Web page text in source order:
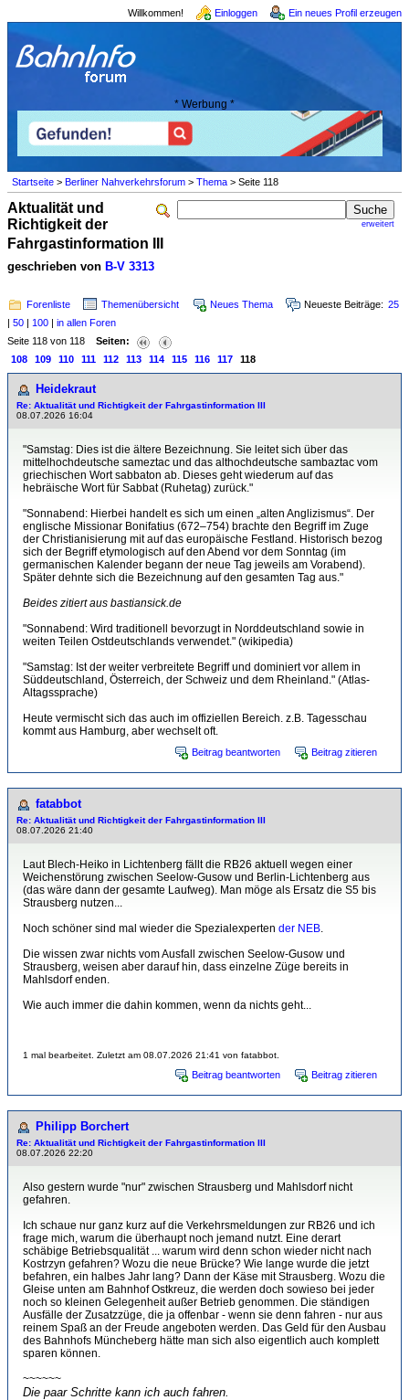
Willkommen! Einloggen Ein neues Profil erzeugen
* Werbung *
Startseite > Berliner Nahverkehrsforum > Thema > Seite 118
erweitert
Aktualität und
Richtigkeit der
Fahrgastinformation III
geschrieben von B-V 3313
Forenliste Themenübersicht Neues Thema Neueste Beiträge: 25
| 50 | 100 | in allen Foren
Seite 118 von 118 Seiten:
108
109 110 111 112 113 114 115 116 117 118
Heidekraut
Re: Aktualität und Richtigkeit der Fahrgastinformation III
08.07.2026 16:04
"Samstag: Dies ist die ältere Bezeichnung. Sie leitet sich über das
mittelhochdeutsche sameztac und das althochdeutsche sambaztac vom
griechischen Wort sabbaton ab. Dieses geht wiederum auf das
hebräische Wort für Sabbat (Ruhetag) zurück."
"Sonnabend: Hierbei handelt es sich um einen „alten Anglizismus“. Der
englische Missionar Bonifatius (672–754) brachte den Begriff im Zuge
der Christianisierung mit auf das europäische Festland. Historisch bezog
sich der Begriff etymologisch auf den Abend vor dem Sonntag (im
germanischen Kalender begann der neue Tag jeweils am Vorabend).
Später dehnte sich die Bezeichnung auf den gesamten Tag aus."
Beides zitiert aus bastiansick.de
"Sonnabend: Wird traditionell bevorzugt in Norddeutschland sowie in
weiten Teilen Ostdeutschlands verwendet." (wikipedia)
"Samstag: Ist der weiter verbreitete Begriff und dominiert vor allem in
Süddeutschland, Österreich, der Schweiz und dem Rheinland." (Atlas-
Altagssprache)
Heute vermischt sich das auch im offiziellen Bereich. z.B. Tagesschau
kommt aus Hamburg, aber wechselt oft.
Beitrag beantworten Beitrag zitieren
fatabbot
Re: Aktualität und Richtigkeit der Fahrgastinformation III
08.07.2026 21:40
Laut Blech-Heiko in Lichtenberg fällt die RB26 aktuell wegen einer
Weichenstörung zwischen Seelow-Gusow und Berlin-Lichtenberg aus
(das wäre dann der gesamte Laufweg). Man möge als Ersatz die S5 bis
Strausberg nutzen...
Noch schöner sind mal wieder die Spezialexperten der NEB.
Die wissen zwar nichts vom Ausfall zwischen Seelow-Gusow und
Strausberg, weisen aber darauf hin, dass einzelne Züge bereits in
Mahlsdorf enden.
Wie auch immer die dahin kommen, wenn da nichts geht...
1 mal bearbeitet. Zuletzt am 08.07.2026 21:41 von fatabbot.
Beitrag beantworten Beitrag zitieren
Philipp Borchert
Re: Aktualität und Richtigkeit der Fahrgastinformation III
08.07.2026 22:20
Also gestern wurde "nur" zwischen Strausberg und Mahlsdorf nicht
gefahren.
Ich schaue nur ganz kurz auf die Verkehrsmeldungen zur RB26 und ich
frage mich, warum die überhaupt noch jemand nutzt. Eine derart
schäbige Betriebsqualität ... warum wird denn schon wieder nicht nach
Kostrzyn gefahren? Wozu die neue Brücke? Wie lange wurde die jetzt
befahren, ein halbes Jahr lang? Dann der Käse mit Strausberg. Wozu die
Gleise unten am Bahnhof Ostkreuz, die werden doch sowieso bei jeder
noch so kleinen Gelegenheit außer Betrieb genommen. Die ständigen
Ausfälle der Zusatzzüge, die ja offenbar - wenn sie denn fahren - nur aus
reinem Spaß an der Freude angeboten werden. Das Geld für den Ausbau
des Bahnhofs Müncheberg hätte man sich also eigentlich auch komplett
sparen können.
~~~~~~
Die paar Schritte kann ich auch fahren.